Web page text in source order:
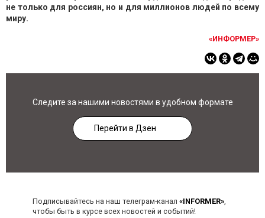
не только для россиян, но и для миллионов людей по всему
миру.
«ИНФОРМЕР»
Следите за нашими новостями в удобном формате
Перейти в Дзен
Подписывайтесь на наш телеграм-канал «INFORMER»,
чтобы быть в курсе всех новостей и событий!